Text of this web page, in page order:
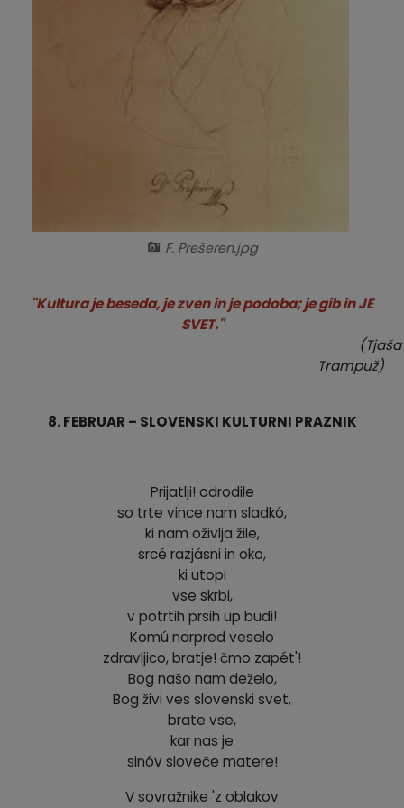
F. Prešeren.jpg
"Kultura je beseda, je zven in je podoba; je gib in JE
SVET."
(Tjaša
Trampuž)
8. FEBRUAR – SLOVENSKI KULTURNI PRAZNIK
Prijatlji! odrodile
so trte vince nam sladkó,
ki nam oživlja žile,
srcé razjásni in oko,
ki utopi
vse skrbi,
v potrtih prsih up budi!
Komú narpred veselo
zdravljico, bratje! čmo zapét'!
Bog našo nam deželo,
Bog živi ves slovenski svet,
brate vse,
kar nas je
sinóv sloveče matere!
V sovražnike 'z oblakov
Strateški dokumenti
Katalog informacij javnega značaja
GLASNIK Občine Divača